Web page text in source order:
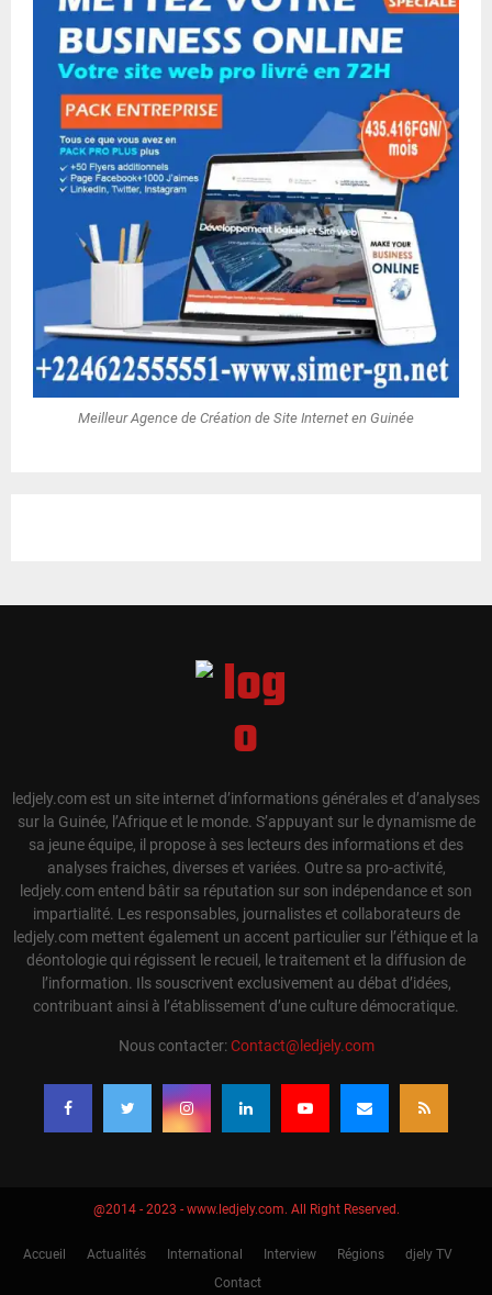
Meilleur Agence de Création de Site Internet en Guinée
ledjely.com est un site internet d’informations générales et d’analyses
sur la Guinée, l’Afrique et le monde. S’appuyant sur le dynamisme de
sa jeune équipe, il propose à ses lecteurs des informations et des
analyses fraiches, diverses et variées. Outre sa pro-activité,
ledjely.com entend bâtir sa réputation sur son indépendance et son
impartialité. Les responsables, journalistes et collaborateurs de
ledjely.com mettent également un accent particulier sur l’éthique et la
déontologie qui régissent le recueil, le traitement et la diffusion de
l’information. Ils souscrivent exclusivement au débat d’idées,
contribuant ainsi à l’établissement d’une culture démocratique.
Nous contacter:Contact@ledjely.com
@2014 - 2023 - www.ledjely.com. All Right Reserved.
Accueil Actualités International Interview Régions
djely TV
Contact